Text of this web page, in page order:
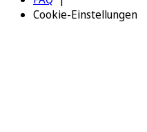
Cookie-Einstellungen